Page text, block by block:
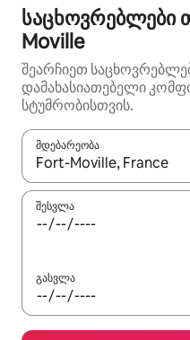
საცხოვრებლები
Moville
შეარჩიეთ
დამახასიათებელი
სტუმრობისთვის.
მდებარეობა
როცა შედეგები
შესვლა
გასვლა